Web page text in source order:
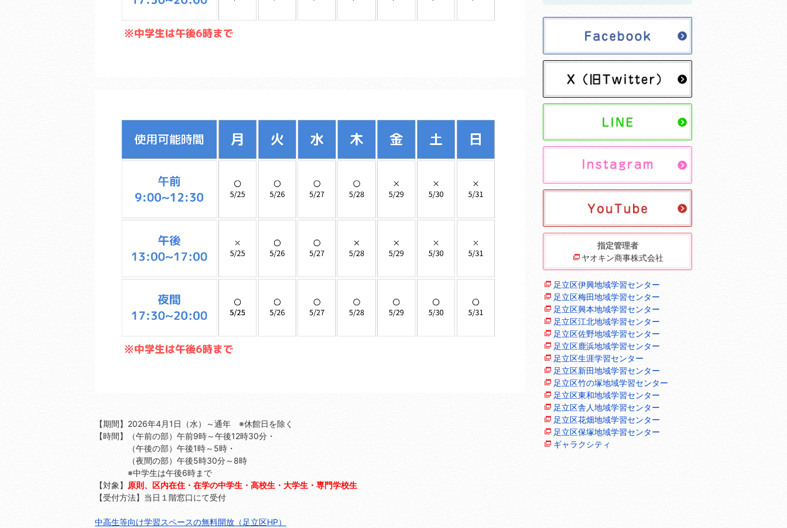
【期間】2026年4月1日（水）～通年 ※休館日を除く
【時間】（午前の部）午前9時～午後12時30分・
（午後の部）午後1時～5時・
（夜間の部）午後5時30分～8時
※中学生は午後6時まで
【対象】 原則、区内在住・在学の中学生・高校生・大学生・専門学校生
【受付方法】当日１階窓口にて受付
中高生等向け学習スペースの無料開放（足立区HP）
指定管理者
ヤオキン商事株式会社
足立区伊興地域学習センター
足立区梅田地域学習センター
足立区興本地域学習センター
足立区江北地域学習センター
足立区佐野地域学習センター
足立区鹿浜地域学習センター
足立区生涯学習センター
足立区新田地域学習センター
足立区竹の塚地域学習センター
足立区東和地域学習センター
足立区舎人地域学習センター
足立区花畑地域学習センター
足立区保塚地域学習センター
ギャラクシティ